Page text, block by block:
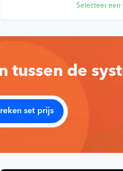
Selecteer een
tussen de
set prijs